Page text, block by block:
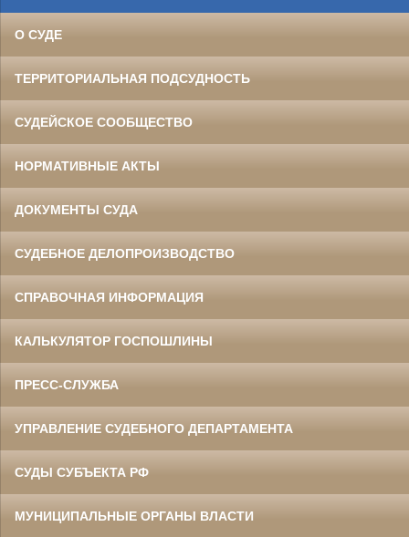
О СУДЕ
ТЕРРИТОРИАЛЬНАЯ ПОДСУДНОСТЬ
СУДЕЙСКОЕ СООБЩЕСТВО
НОРМАТИВНЫЕ АКТЫ
ДОКУМЕНТЫ СУДА
СУДЕБНОЕ ДЕЛОПРОИЗВОДСТВО
СПРАВОЧНАЯ ИНФОРМАЦИЯ
КАЛЬКУЛЯТОР ГОСПОШЛИНЫ
ПРЕСС-СЛУЖБА
УПРАВЛЕНИЕ СУДЕБНОГО ДЕПАРТАМЕНТА
СУДЫ СУБЪЕКТА РФ
МУНИЦИПАЛЬНЫЕ ОРГАНЫ ВЛАСТИ